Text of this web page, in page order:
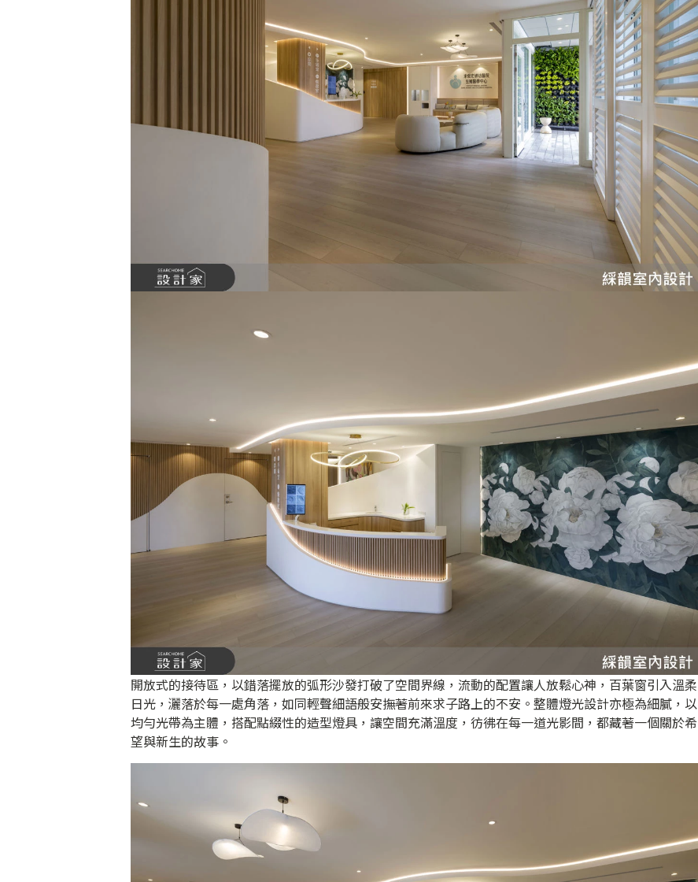
開放式的接待區，以錯落擺放的弧形沙發打破了空間界線，流動的配置讓人放鬆心神，百葉窗引入溫柔
日光，灑落於每一處角落，如同輕聲細語般安撫著前來求子路上的不安。整體燈光設計亦極為細膩，以
均勻光帶為主體，搭配點綴性的造型燈具，讓空間充滿溫度，彷彿在每一道光影間，都藏著一個關於希
望與新生的故事。